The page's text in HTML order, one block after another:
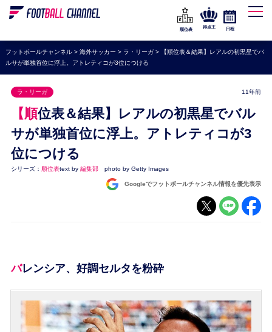
WEリーグ
海外サッカー
プレミアリーグ
ラ・リーガ
セリエA
ブンデスリーガ
UEFA
ナショナルチーム
順位表
得点王 日程
フットボールチャンネル> 海外サッカー > ラ・リーガ>
【順位表＆結果】レアルの初黒星でバ
ルサが単独首位に浮上。アトレティコが3位につける
ラ・リーガ 11年前
【順位表＆結果】レアルの初黒星でバル
サが単独首位に浮上。アトレティコが3
位につける
シリーズ： 順位表text by 編集部 photo by Getty Images
Googleでフットボールチャンネル情報を優先表示
バレンシア、好調セルタを粉砕